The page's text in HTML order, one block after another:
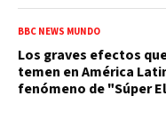
BBC NEWS MUNDO
Los graves efectos
temen en América
fenómeno de "Súper